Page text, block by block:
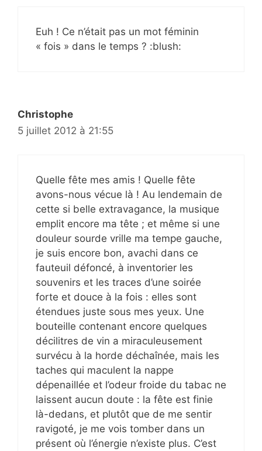
Euh ! Ce n’était pas un mot féminin
« fois » dans le temps ? :blush:
Christophe
5 juillet 2012 à 21:55
Quelle fête mes amis ! Quelle fête
avons-nous vécue là ! Au lendemain de
cette si belle extravagance, la musique
emplit encore ma tête ; et même si une
douleur sourde vrille ma tempe gauche,
je suis encore bon, avachi dans ce
fauteuil défoncé, à inventorier les
souvenirs et les traces d’une soirée
forte et douce à la fois : elles sont
étendues juste sous mes yeux. Une
bouteille contenant encore quelques
décilitres de vin a miraculeusement
survécu à la horde déchaînée, mais les
taches qui maculent la nappe
dépenaillée et l’odeur froide du tabac ne
laissent aucun doute : la fête est finie
là-dedans, et plutôt que de me sentir
ravigoté, je me vois tomber dans un
présent où l’énergie n’existe plus. C’est